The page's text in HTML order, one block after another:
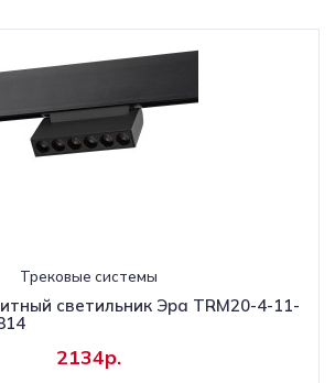
Трековые системы
светильник Эра TRM20-4-11-
2134р.